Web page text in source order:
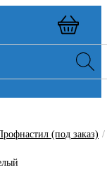
(под заказ) /